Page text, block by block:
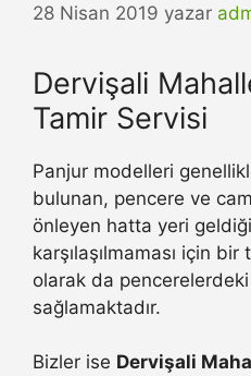
28 Nisan 2019 yazar
Dervişali
Tamir Servisi
Panjur modelleri
bulunan, pencere ve
önleyen hatta yeri
karşılaşılmaması için
olarak da
sağlamaktadır.
Bizler ise Dervişali